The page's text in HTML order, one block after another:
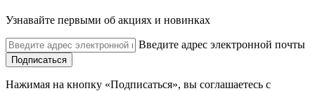
Узнавайте первыми об акциях и новинках
Введите адрес электронной почты
Подписаться
Нажимая на кнопку «Подписаться», вы соглашаетесь с